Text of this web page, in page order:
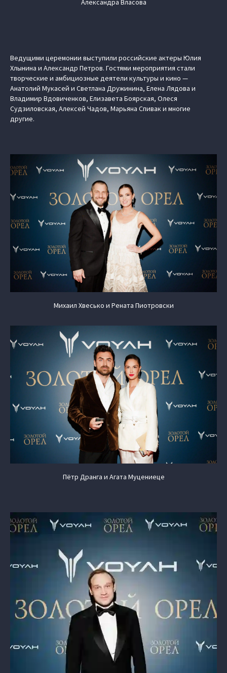
Александра Власова
Ведущими церемонии выступили российские актеры Юлия
Хлынина и Александр Петров. Гостями мероприятия стали
творческие и амбициозные деятели культуры и кино —
Анатолий Мукасей и Светлана Дружинина, Елена Лядова и
Владимир Вдовиченков, Елизавета Боярская, Олеся
Судзиловская, Алексей Чадов, Марьяна Спивак и многие
другие.
Михаил Хвесько и Рената Пиотровски
Пётр Дранга и Агата Муцениеце